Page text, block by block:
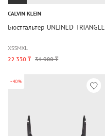
CALVIN KLEIN
Бюстгальтер UNLINED TRIANGLE
XSSMXL
22 330 ₸ 31 900 ₸
-40%